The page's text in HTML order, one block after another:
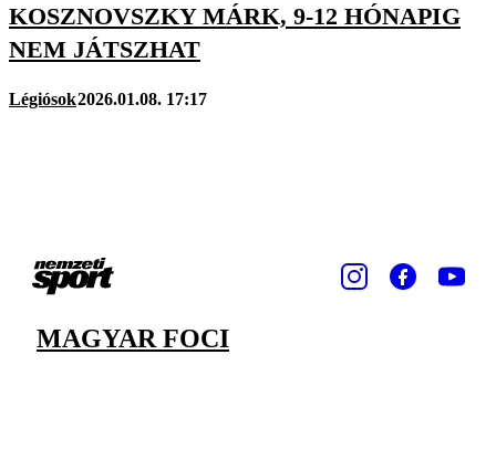
KOSZNOVSZKY MÁRK, 9-12 HÓNAPIG
NEM JÁTSZHAT
Légiósok2026.01.08. 17:17
MAGYAR FOCI